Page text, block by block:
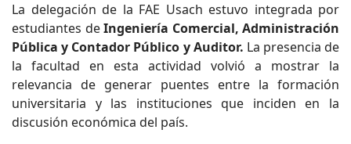
La delegación de la FAE Usach estuvo integrada por
estudiantes deIngeniería Comercial, Administración
Pública y Contador Público y Auditor. La presencia de
la facultad en esta actividad volvió a mostrar la
relevancia de generar puentes entre la formación
universitaria y las instituciones que inciden en la
discusión económica del país.